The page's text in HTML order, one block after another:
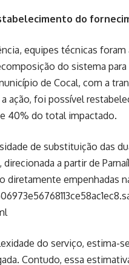
do
equipes técnicas
do sistema
de Cocal, com a
ação, foi possível
40% do total impactado.
de substituição das
a partir de
diretamente empenhadas
do serviço, estima-
Contudo, essa